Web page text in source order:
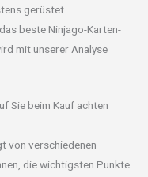
gerüstet
beste Ninjago-Karten-
mit unserer Analyse
Sie beim Kauf achten
von verschiedenen
die wichtigsten Punkte